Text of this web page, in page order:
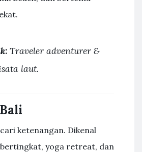
Traveler adventurer &
laut.
ketenangan. Dikenal
yoga retreat, dan